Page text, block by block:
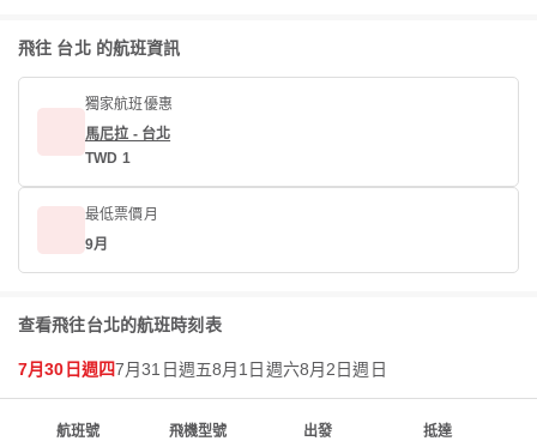
飛往 台北 的航班資訊
獨家航班優惠
馬尼拉 - 台北
TWD 1
最低票價月
9月
查看飛往台北的航班時刻表
7月30日週四7月31日週五8月1日週六8月2日週日
航班號 飛機型號 出發 抵達